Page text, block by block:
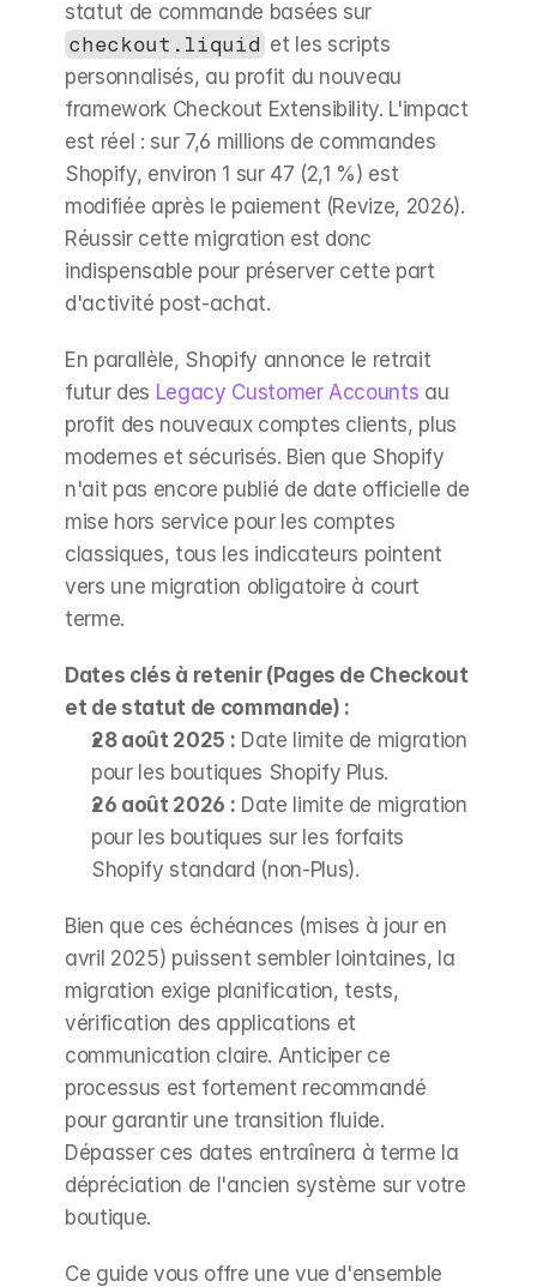
checkout.liquid et les scripts
personnalisés, au profit du nouveau
framework Checkout Extensibility. L'impact
est réel : sur 7,6 millions de commandes
Shopify, environ 1 sur 47 (2,1 %) est
modifiée après le paiement (Revize, 2026).
Réussir cette migration est donc
indispensable pour préserver cette part
d'activité post-achat.
En parallèle, Shopify annonce le retrait
futur des Legacy Customer Accounts au
profit des nouveaux comptes clients, plus
modernes et sécurisés. Bien que Shopify
n'ait pas encore publié de date officielle de
mise hors service pour les comptes
classiques, tous les indicateurs pointent
vers une migration obligatoire à court
terme.
Dates clés à retenir (Pages de Checkout
et de statut de commande) :
28 août 2025 : Date limite de migration
pour les boutiques Shopify Plus.
26 août 2026 : Date limite de migration
pour les boutiques sur les forfaits
Shopify standard (non-Plus).
Bien que ces échéances (mises à jour en
avril 2025) puissent sembler lointaines, la
migration exige planification, tests,
vérification des applications et
communication claire. Anticiper ce
processus est fortement recommandé
pour garantir une transition fluide.
Dépasser ces dates entraînera à terme la
dépréciation de l'ancien système sur votre
boutique.
Ce guide vous offre une vue d'ensemble